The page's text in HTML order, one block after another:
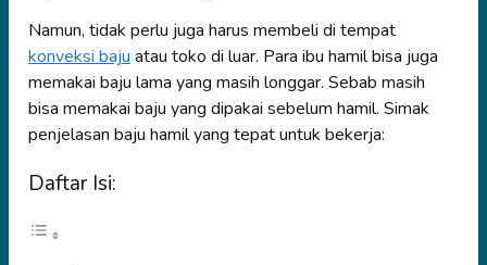
Namun, tidak perlu juga harus membeli di tempat
konveksi baju atau toko di luar. Para ibu hamil bisa juga
memakai baju lama yang masih longgar. Sebab masih
bisa memakai baju yang dipakai sebelum hamil. Simak
penjelasan baju hamil yang tepat untuk bekerja:
Daftar Isi: